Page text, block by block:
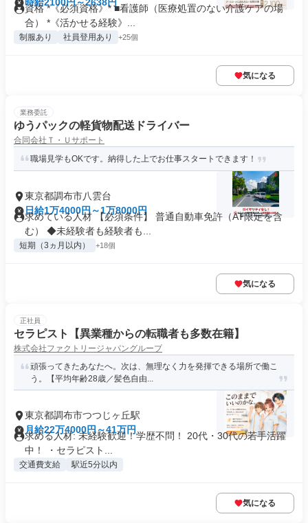
資格 *《必須資格》* ■看護師（医療処置のない介護ケアの場
合） *《活かせる経験》...
制服あり 社員登用あり +25個
気になる
業務委託
ゆうパックの軽貨物配送ドライバー
合同会社Ｔ・Ｕサポート
職場見学もOKです。納得した上でお仕事スタートできます！
東京都調布市八雲台
日給1万4000円～1万8000円
求めている人材 【必須条件】 普通自動車免許（AT限定を含
む） ◆未経験者も経験者も...
短期（3ヵ月以内） +18個
気になる
正社員
セラピスト【異業種からの転職者も多数在籍】
株式会社ファクトリージャパングループ
頑張ってきたあなたへ。次は、無理なく力を発揮できる場所で働こ
う。【平均年齢28歳／髪色自由...
東京都調布市つつじヶ丘駅
月給22万4000円～41万円
求める人材: 未経験歓迎！学歴不問！ 20代・30代の若手活躍
中！ ・セラピスト...
交通費支給 駅近5分以内
気になる